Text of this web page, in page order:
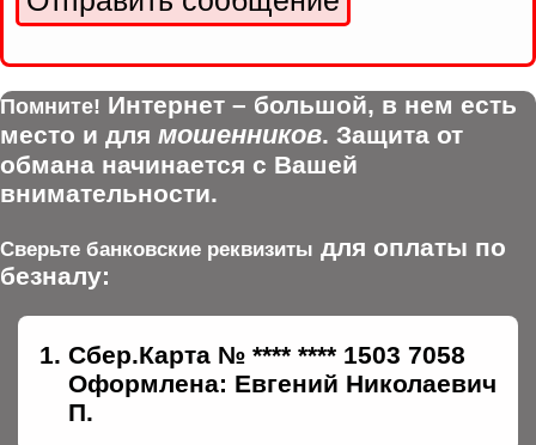
Помните! Интернет – большой, в нем есть
место и для мошенников. Защита от
обмана начинается с Вашей
внимательности.
Сверьте банковские реквизиты для оплаты по
безналу:
Сбер.Карта № **** **** 1503 7058
Оформлена: Евгений Николаевич
П.